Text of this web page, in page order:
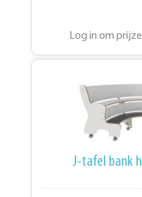
Log in om
J-tafel bank